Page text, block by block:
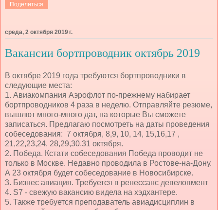
Поделиться
среда, 2 октября 2019 г.
Вакансии бортпроводник октябрь 2019
В октябре 2019 года требуются бортпроводники в
следующие места:
1. Авиакомпания Аэрофлот по-прежнему набирает
бортпроводников 4 раза в неделю. Отправляйте резюме,
вышлют много-много дат, на которые Вы сможете
записаться. Предлагаю посмотреть на даты проведения
собеседования: 7 октября, 8,9, 10, 14, 15,16,17 ,
21,22,23,24, 28,29,30,31 октября.
2. Победа. Кстати собеседования Победа проводит не
только в Москве. Недавно проводила в Ростове-на-Дону.
А 23 октября будет собеседование в Новосибирске.
3. Бизнес авиация. Требуется в ренессанс девелопмент
4. S7 - свежую вакансию видела на хэдхантере.
5. Также требуется преподаватель авиадисциплин в